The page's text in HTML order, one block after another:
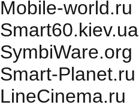
Mobile-world.ru
Smart60.kiev.ua
SymbiWare.org
Smart-Planet.ru
LineCinema.ru